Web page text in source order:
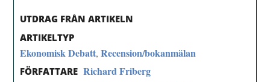
UTDRAG FRÅN ARTIKELN
ARTIKELTYP
Ekonomisk Debatt,Recension/bokanmälan
FÖRFATTARE Richard Friberg